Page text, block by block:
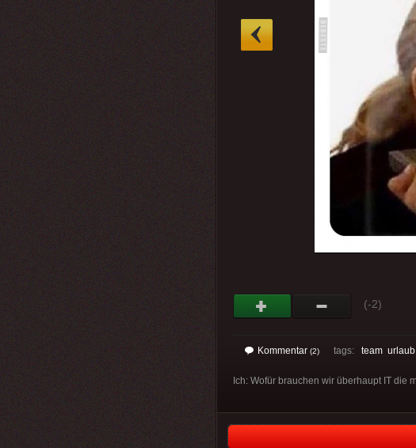
(-2)
Kommentar (2) tags: team urlaub
Ich: Wofür brauchen wir überhaupt IT die